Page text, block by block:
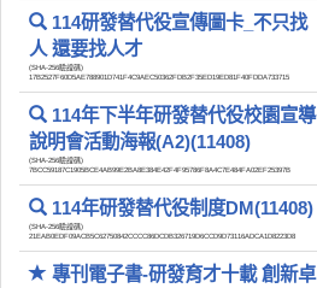
114研發替代役宣傳圖卡_不只找
人 還要找人才
(SHA-256驗證碼)
17B2527F60D5AE788901D741F4C9AEC50362FDB2F35ED19ED81F40FDDA733715
114年下半年研發替代役校園宣導
說明會活動海報(A2)(11408)
(SHA-256驗證碼)
7BCC59187C1905BCE4AB99E2BA8E384E42F4F95786F8A4C7E484FA02EF25397B
114年研發替代役制度DM(11408)
(SHA-256驗證碼)
21EAB0EDF09ACB5C62750842CCCC86DCDB326719D6CCD9D73116ADCA1D8223D8
專刊電子書-研發育才十載 創新卓